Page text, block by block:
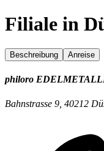
Filiale in
Beschreibung Anreise
philoro
Bahnstrasse 9, 40212